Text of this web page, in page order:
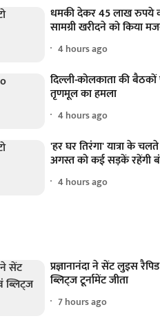
धमकी देकर 45 लाख रुपये
सामग्री खरीदने को किया
4 hours ago
दिल्ली-कोलकाता की बैठकों
तृणमूल का हमला
4 hours ago
'हर घर तिरंगा' यात्रा के
अगस्त को कई सड़कें रहेंगी
4 hours ago
प्रज्ञानानंदा ने सेंट लुइस
ब्लिट्ज टूर्नामेंट जीता
7 hours ago